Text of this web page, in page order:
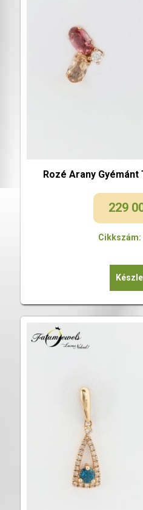
Rozé Arany
229
Cikkszám: